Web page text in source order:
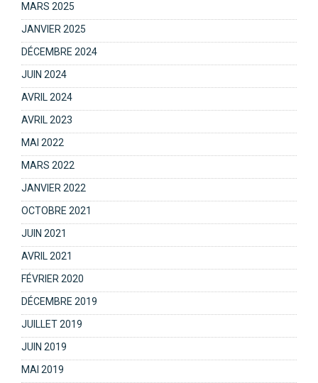
MARS 2025
JANVIER 2025
DÉCEMBRE 2024
JUIN 2024
AVRIL 2024
AVRIL 2023
MAI 2022
MARS 2022
JANVIER 2022
OCTOBRE 2021
JUIN 2021
AVRIL 2021
FÉVRIER 2020
DÉCEMBRE 2019
JUILLET 2019
JUIN 2019
MAI 2019